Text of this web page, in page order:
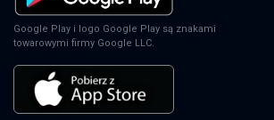
Google Play i logo Google Play są znakami
towarowymi firmy Google LLC.